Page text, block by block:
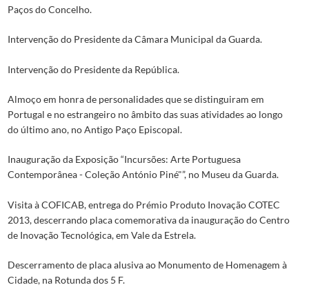
Paços do Concelho.
Intervenção do Presidente da Câmara Municipal da Guarda.
Intervenção do Presidente da República.
Almoço em honra de personalidades que se distinguiram em
Portugal e no estrangeiro no âmbito das suas atividades ao longo
do último ano, no Antigo Paço Episcopal.
Inauguração da Exposição “Incursões: Arte Portuguesa
Contemporânea - Coleção António Piné"”, no Museu da Guarda.
Visita à COFICAB, entrega do Prémio Produto Inovação COTEC
2013, descerrando placa comemorativa da inauguração do Centro
de Inovação Tecnológica, em Vale da Estrela.
Descerramento de placa alusiva ao Monumento de Homenagem à
Cidade, na Rotunda dos 5 F.